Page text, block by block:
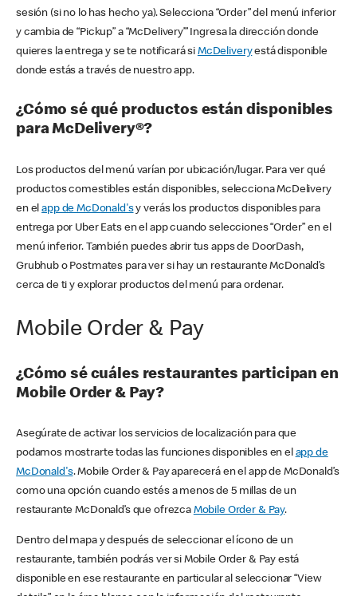
sesión (si no lo has hecho ya). Selecciona “Order” del menú inferior
y cambia de “Pickup” a “McDelivery’” Ingresa la dirección donde
quieres la entrega y se te notificará si McDeliveryestá disponible
donde estás a través de nuestro app.
¿Cómo sé qué productos están disponibles
para McDelivery®?
Los productos del menú varían por ubicación/lugar. Para ver qué
productos comestibles están disponibles, selecciona McDelivery
en elapp de McDonald'sy verás los productos disponibles para
entrega por Uber Eats en el app cuando selecciones “Order” en el
menú inferior. También puedes abrir tus apps de DoorDash,
Grubhub o Postmates para ver si hay un restaurante McDonald’s
cerca de ti y explorar productos del menú para ordenar.
Mobile Order & Pay
¿Cómo sé cuáles restaurantes participan en
Mobile Order & Pay?
Asegúrate de activar los servicios de localización para que
podamos mostrarte todas las funciones disponibles en el app de
McDonald's. Mobile Order & Pay aparecerá en el app de McDonald’s
como una opción cuando estés a menos de 5 millas de un
restaurante McDonald’s que ofrezca Mobile Order & Pay.
Dentro del mapa y después de seleccionar el ícono de un
restaurante, también podrás ver si Mobile Order & Pay está
disponible en ese restaurante en particular al seleccionar “View